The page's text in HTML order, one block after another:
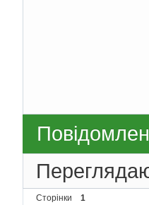
Сторінки 1